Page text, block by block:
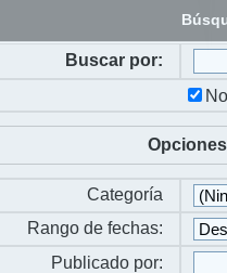
Buscar por:
Categoría
Rango de fechas:
Publicado por: